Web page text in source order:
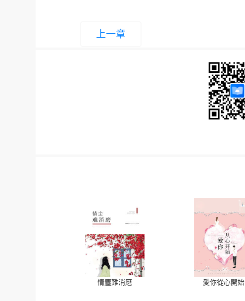
上一章
情塵難消磨 愛你從心開始